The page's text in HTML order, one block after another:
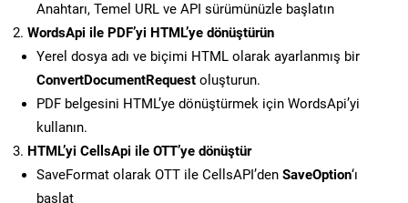
Anahtarı, Temel URL ve API sürümünüzle başlatın
WordsApi ile PDF’yi HTML’ye dönüştürün
Yerel dosya adı ve biçimi HTML olarak ayarlanmış bir
ConvertDocumentRequest oluşturun.
PDF belgesini HTML’ye dönüştürmek için WordsApi’yi
kullanın.
HTML’yi CellsApi ile OTT’ye dönüştür
SaveFormat olarak OTT ile CellsAPI’den SaveOption‘ı
başlat